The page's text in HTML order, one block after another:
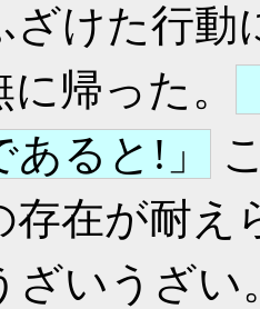
ざけた行動
帰った。
あると!
存在が耐え
ざいうざい